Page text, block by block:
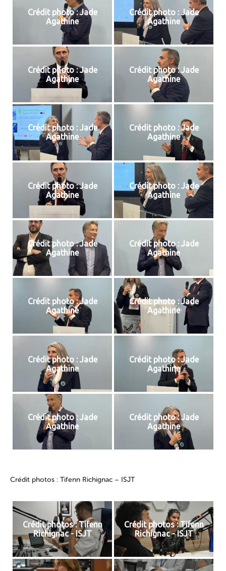
Crédit photo : Jade
Agathine
Crédit photo : Jade
Agathine
Crédit photo : Jade
Agathine
Crédit photo : Jade
Agathine
Crédit photo : Jade
Agathine
Crédit photo : Jade
Agathine
Crédit photo : Jade
Agathine
Crédit photo : Jade
Agathine
Crédit photo : Jade
Agathine
Crédit photo : Jade
Agathine
Crédit photo : Jade
Agathine
Crédit photo : Jade
Agathine
Crédit photo : Jade
Agathine
Crédit photo : Jade
Agathine
Crédit photo : Jade
Agathine
Crédit photo : Jade
Agathine
Crédit photos : Tifenn Richignac – ISJT
Crédit photos : Tifenn
Richignac - ISJT
Crédit photos : Tifenn
Richignac - ISJT